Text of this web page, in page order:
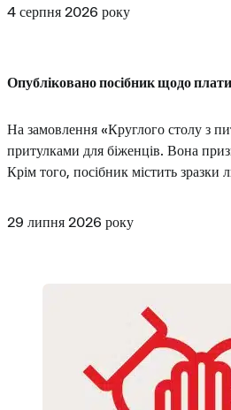
4 серпня 2026 року
Опубліковано посібник щодо
На замовлення «Круглого столу з
притулками для біженців. Вона
Крім того, посібник містить
29 липня 2026 року